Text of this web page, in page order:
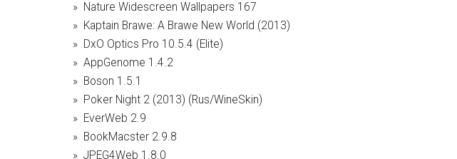
Nature Widescreen Wallpapers 167
Kaptain Brawe: A Brawe New World (2013)
DxO Optics Pro 10.5.4 (Elite)
AppGenome 1.4.2
Boson 1.5.1
Poker Night 2 (2013) (Rus/WineSkin)
EverWeb 2.9
BookMacster 2.9.8
JPEG4Web 1.8.0